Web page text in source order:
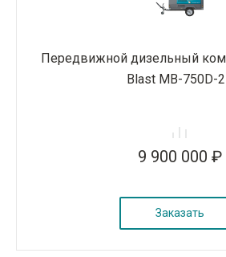
Передвижной дизельный
Blast MB-750D-
9 900 000 ₽
Заказать